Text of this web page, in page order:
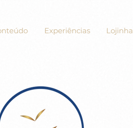
Experiências Lojinha